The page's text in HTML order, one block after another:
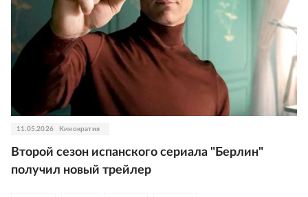
11.05.2026 Кинократия
Второй сезон испанского сериала "Берлин"
получил новый трейлер